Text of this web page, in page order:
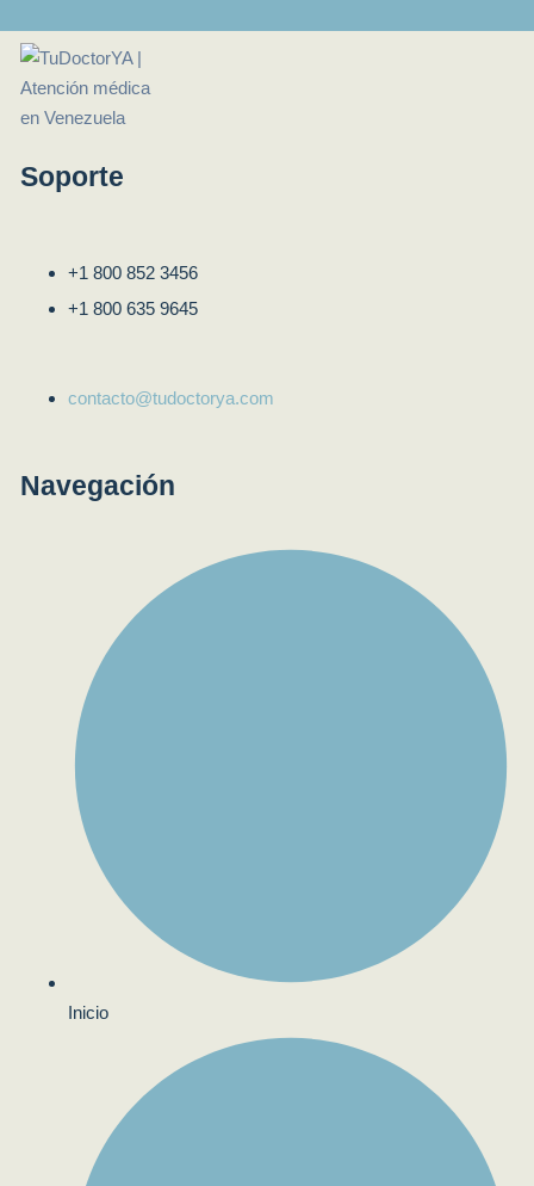
Soporte
+1 800 852 3456
+1 800 635 9645
contacto@tudoctorya.com
Navegación
Inicio